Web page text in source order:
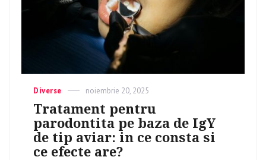
Categories
Diverse
Posted
noiembrie 20, 2025
Tratament pentru
parodontita pe baza de IgY
de tip aviar: in ce consta si
ce efecte are?